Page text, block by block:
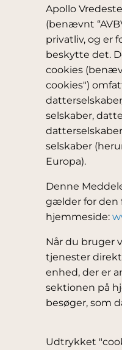
Apollo
(benævnt
privatliv, og er
beskytte det.
cookies
cookies")
selskaber,
selskaber
Europa).
Denne
gælder for den
hjemmeside:
Når du bruger
tjenester
enhed, der er
sektionen på
besøger, som
Udtrykket